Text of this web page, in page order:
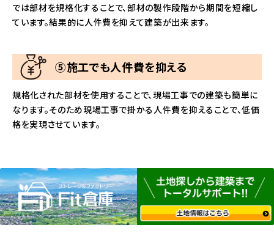
では部材を規格化することで、部材の製作段階から期間を短縮し
ています。結果的に人件費を抑えて建築が出来ます。
⑤施工でも人件費を抑える
規格化された部材を使用することで、現場工事での建築も簡単に
なります。そのため現場工事で掛かる人件費を抑えることで、低価
格を実現させています。